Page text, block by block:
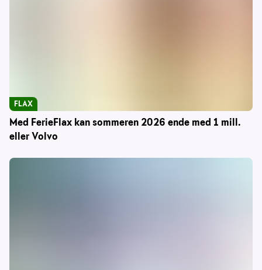
Med FerieFlax kan sommeren 2026 ende med 1 mill.
eller Volvo
FLAX